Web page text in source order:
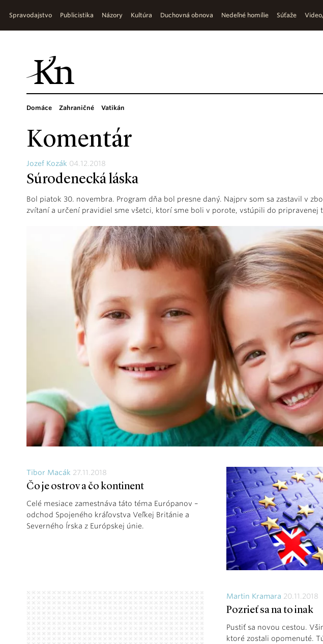
Spravodajstvo Publicistika Názory Kultúra Duchovná obnova Nedeľné homílie Súťaže
Domáce Zahraničné Vatikán
Komentár
Jozef Kozák 04.12.2018
Súrodenecká láska
Bol piatok 30. novembra. Program dňa bol presne daný. Najprv som sa zastavil v
zvítaní a určení pravidiel sme všetci, ktorí sme boli v porote, vstúpili do pripravenej
Tibor Macák 27.11.2018
Čo je ostrov a čo kontinent
Celé mesiace zamestnáva táto téma Európanov –
odchod Spojeného kráľovstva Veľkej Británie a
Severného Írska z Európskej únie.
Martin Kramara 20.11.2018
Pozrieť sa na to inak
Pustiť sa novou cestou.
ktoré zostali opomenuté.